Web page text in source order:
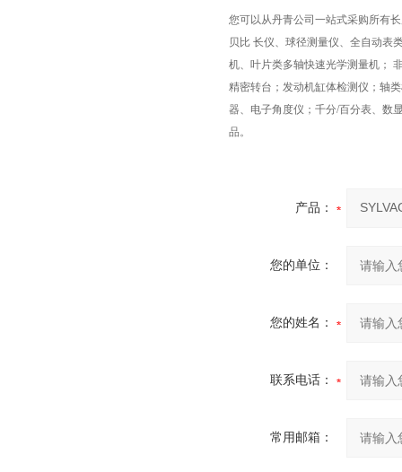
您可以从丹青公司一站式采购所有
贝比 长仪、球径测量仪、全自动表
机、叶片类多轴快速光学测量机；
精密转台；发动机缸体检测仪；轴
器、电子角度仪；千分/百分表、数
品。
产品：
您的单位：
您的姓名：
联系电话：
常用邮箱：